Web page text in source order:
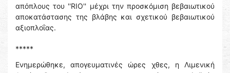
απόπλους του ''RIO'' μέχρι την προσκόμιση βεβαιωτικού
αποκατάστασης της βλάβης και σχετικού βεβαιωτικού
αξιοπλοΐας.
*****
Ενημερώθηκε, απογευματινές ώρες χθες, η Λιμενική